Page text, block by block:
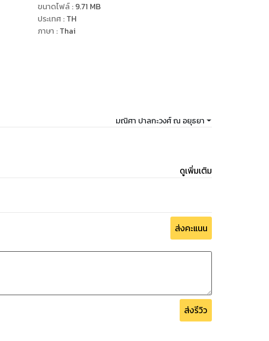
ขนาดไฟล์: 9.71 MB
ประเทศ : TH
ภาษา : Thai
มณิศา ปาลกะวงศ์ ณ อยุธยา
ดูเพิ่มเติม
ส่งคะแนน
ส่งรีวิว